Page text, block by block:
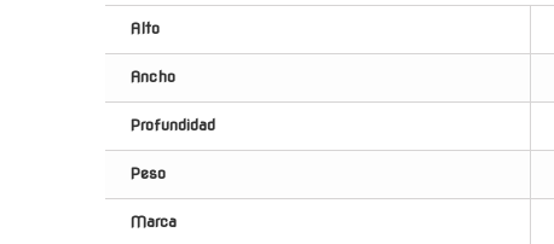
Alto
Ancho
Profundidad
Peso
Marca